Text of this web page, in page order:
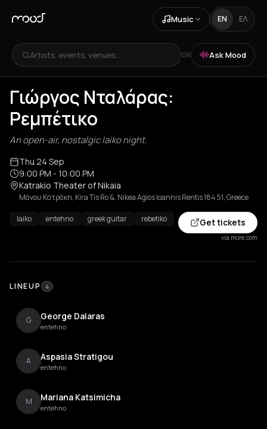
Music EN ΕΛ
Artists, events, venues... OR Ask Mood
Γιώργος Νταλάρας:
Ρεμπέτικο
An open-air, nostalgic laiko night.
Thu 24 Sep
9:00 PM - 10:00 PM
Katrakio Theater of Nikaia
Μάνου Κατράκη, Kira Tis Ro &, Nikea Agios Ioannis Rentis 184 51, Greece
laiko entehno greek guitar rebetiko Get tickets
via more.com
LINEUP 4
G George Dalaras
entehno
A Aspasia Stratigou
entehno
M Mariana Katsimicha
entehno